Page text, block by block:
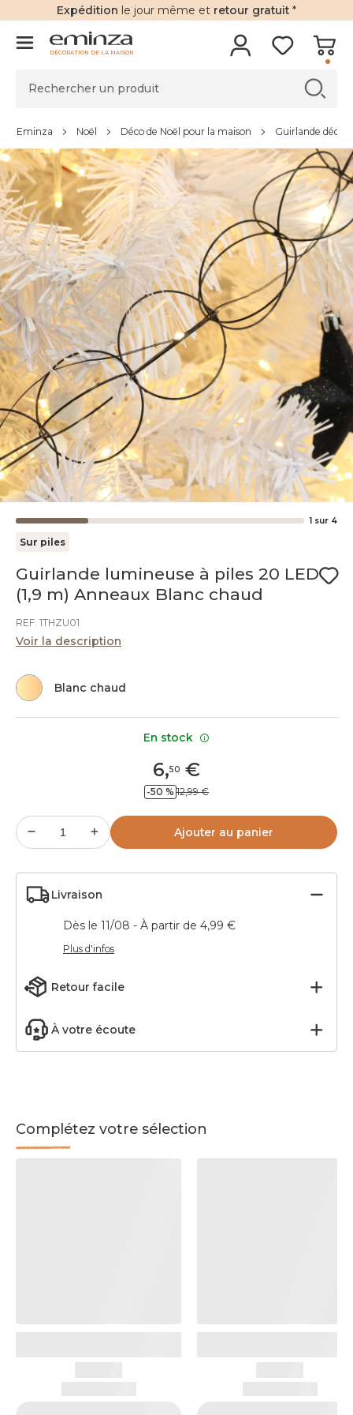
Expédition le jour même et retour gratuit *
DÉCORATION DE LA MAISON
Eminza Noël Déco de Noël pour la maison Guirlande déco
1 sur 4
Sur piles
Guirlande lumineuse à piles 20 LED
(1,9 m) Anneaux Blanc chaud
REF. 1THZU01
Voir la description
Blanc chaud
6,50 €
-50 % 12,99 €
Ajouter au panier
Livraison
Dès le 11/08 - À partir de 4,99 €
Plus d'infos
Retour facile
À votre écoute
Complétez votre sélection